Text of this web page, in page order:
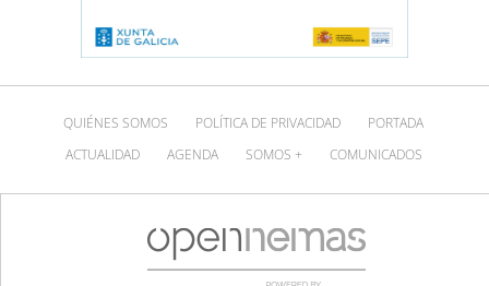
QUIÉNES SOMOS POLÍTICA DE PRIVACIDAD
PORTADA
ACTUALIDAD
AGENDA SOMOS + COMUNICADOS